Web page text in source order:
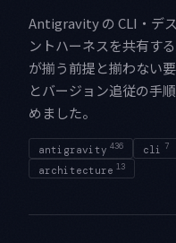
Antigravity の CLI・デ
ントハーネスを共有す
が揃う前提と揃わない
とバージョン追従の手
めました。
antigravity 436 cli 7
architecture 13